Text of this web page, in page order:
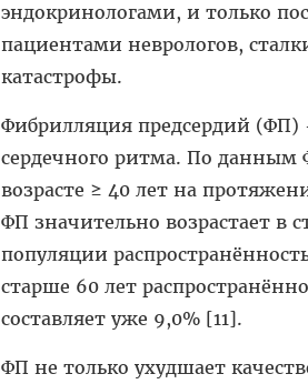
эндокринологами, и только
пациентами неврологов,
катастрофы.
Фибрилляция предсердий (ФП)
сердечного ритма. По данным
возрасте ≥ 40 лет на
ФП значительно возрастает в
популяции
старше 60 лет
составляет уже 9,0% [11].
ФП не только ухудшает